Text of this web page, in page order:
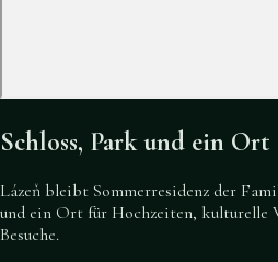
Schloss, Park und ein Ort
Lázeň bleibt Sommerresidenz der
und ein Ort für Hochzeiten, kulturelle
Besuche.